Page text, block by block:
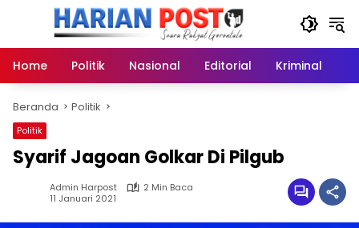
Home
Politik Nasional Editorial Kriminal
Beranda Politik
Politik
Syarif Jagoan Golkar Di Pilgub
Admin Harpost
2 Min Baca
11 Januari 2021